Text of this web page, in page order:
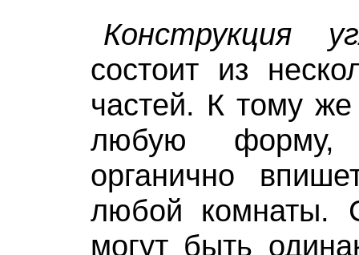
Конструкция
состоит из
частей. К тому
любую форму,
органично
любой комнаты.
могут быть